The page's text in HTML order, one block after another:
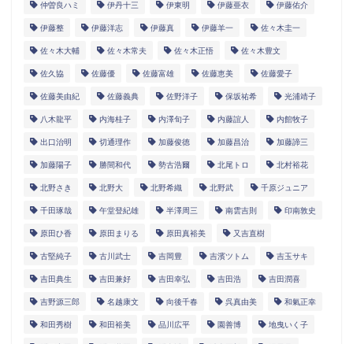
仲曽良ハミ 伊丹十三 伊東明 伊藤亜衣 伊藤佑介
伊藤整 伊藤洋志 伊藤真 伊藤羊一 佐々木圭一
佐々木大輔 佐々木常夫 佐々木正悟 佐々木豊文
佐久協 佐藤優 佐藤富雄 佐藤恵美 佐藤愛子
佐藤美由紀 佐藤義典 佐野洋子 保坂祐希 光浦靖子
八木龍平 内海桂子 内澤旬子 内藤誼人 内館牧子
出口治明 切通理作 加藤俊徳 加藤昌治 加藤諦三
加藤陽子 勝間和代 勢古浩爾 北尾トロ 北村裕花
北野さき 北野大 北野希織 北野武 千原ジュニア
千田琢哉 午堂登紀雄 半澤周三 南雲吉則 印南敦史
原田ひ香 原田まりる 原田真裕美 又吉直樹
古堅純子 古川武士 吉岡豊 吉濱ツトム 吉玉サキ
吉田典生 吉田兼好 吉田幸弘 吉田浩 吉田潤喜
吉野源三郎 名越康文 向後千春 呉真由美 和氣正幸
和田秀樹 和田裕美 品川広平 園善博 地曳いく子